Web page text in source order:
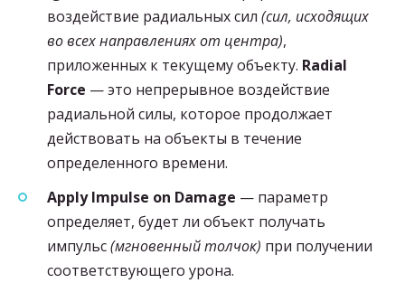
воздействие радиальных сил (сил, исходящих
во всех направлениях от центра),
приложенных к текущему объекту. Radial
Force — это непрерывное воздействие
радиальной силы, которое продолжает
действовать на объекты в течение
определенного времени.
Apply Impulse on Damage — параметр
определяет, будет ли объект получать
импульс(мгновенный толчок) при получении
соответствующего урона.